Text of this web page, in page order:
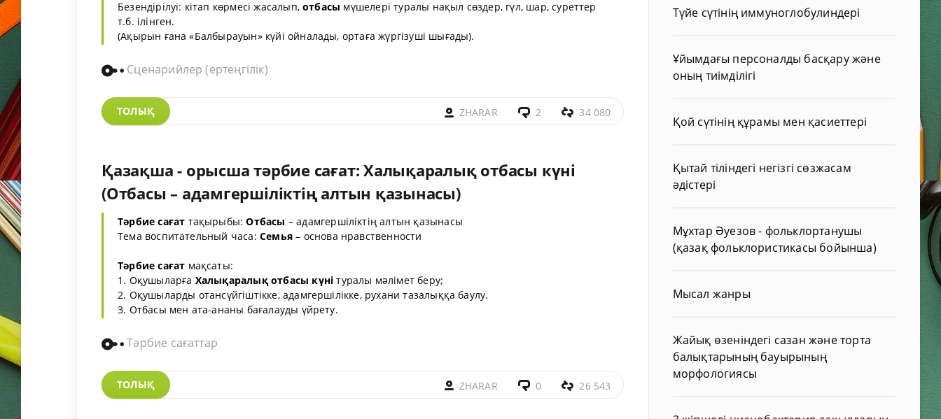
Безендірілуі: кітап көрмесі жасалып,отбасы мүшелері туралы нақыл сөздер, гүл, шар, суреттер
т.б. ілінген.
(Ақырын ғана «Балбырауын» күйі ойналады, ортаға жүргізуші шығады).
Сценарийлер (ертеңгілік)
ТОЛЫҚ ZHARAR 2 34 080
Қазақша - орысша тәрбие сағат: Халықаралық отбасы күні
(Отбасы – адамгершіліктің алтын қазынасы)
Тәрбие сағат тақырыбы:Отбасы – адамгершіліктің алтын қазынасы
Тема воспитательный часа: Семья– основа нравственности
Тәрбие сағат мақсаты:
1. Оқушыларға Халықаралық отбасы күні туралы мәлімет беру;
2. Оқушыларды отансүйгіштікке, адамгершілікке, рухани тазалыққа баулу.
3. Отбасы мен ата-ананы бағалауды үйрету.
Тәрбие сағаттар
ТОЛЫҚ ZHARAR 0 26 543
Түйе сүтінің иммуноглобулиндері
Ұйымдағы персоналды басқару және
оның тиімділігі
Қой сүтінің құрамы мен қасиеттері
Қытай тіліндегі негізгі сөзжасам
әдістері
Мұхтар Әуезов - фольклортанушы
(қазақ фольклористикасы бойынша)
Мысал жанры
Жайық өзеніндегі сазан және торта
балықтарының бауырының
морфологиясы